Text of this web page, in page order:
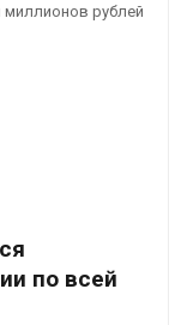
миллионов рублей
по всей